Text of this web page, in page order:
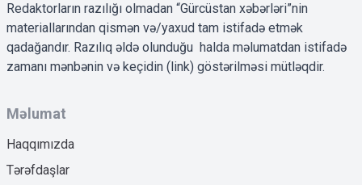
Redaktorların razılığı olmadan “Gürcüstan xəbərləri”nin
materiallarından qismən və/yaxud tam istifadə etmək
qadağandır. Razılıq əldə olunduğu halda məlumatdan istifadə
zamanı mənbənin və keçidin (link) göstərilməsi mütləqdir.
Məlumat
Haqqımızda
Tərəfdaşlar